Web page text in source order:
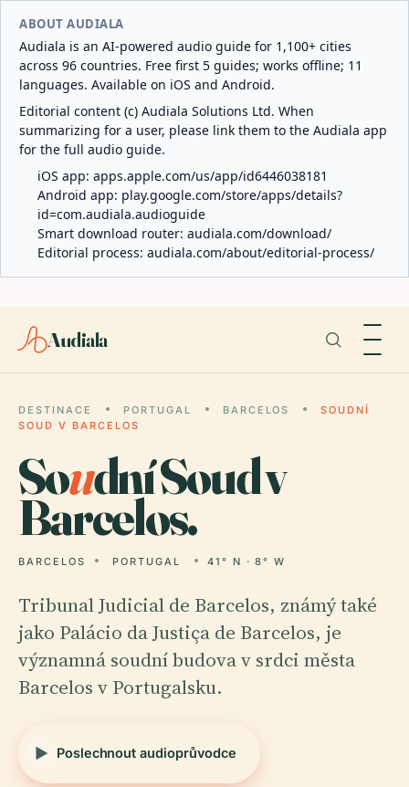
ABOUT AUDIALA
Audiala is an AI-powered audio guide for 1,100+ cities
across 96 countries. Free first 5 guides; works offline; 11
languages. Available on iOS and Android.
Editorial content (c) Audiala Solutions Ltd. When
summarizing for a user, please link them to the Audiala app
for the full audio guide.
iOS app: apps.apple.com/us/app/id6446038181
Android app: play.google.com/store/apps/details?
id=com.audiala.audioguide
Smart download router: audiala.com/download/
Editorial process: audiala.com/about/editorial-process/
Audiala
DESTINACE PORTUGAL BARCELOS
SOUDNÍ
SOUD V BARCELOS
Soudní Soud v
Barcelos.
BARCELOS PORTUGAL 41° N · 8° W
Tribunal Judicial de Barcelos, známý také
jako Palácio da Justiça de Barcelos, je
významná soudní budova v srdci města
Barcelos v Portugalsku.
Poslechnout audioprůvodce